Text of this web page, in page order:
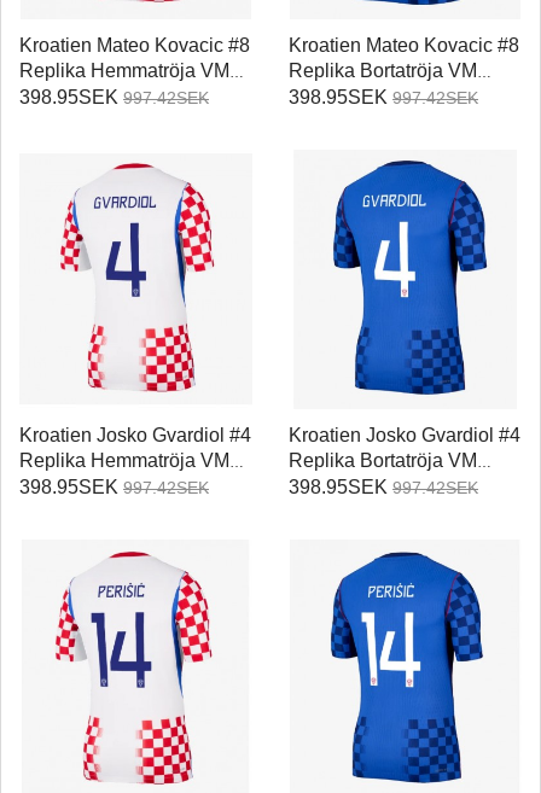
Kroatien Mateo Kovacic #8
Replika Hemmatröja VM
2026 Kortärmad
398.95SEK 997.42SEK
Kroatien Mateo Kovacic #8
Replika Bortatröja VM
2026 Kortärmad
398.95SEK 997.42SEK
Kroatien Josko Gvardiol #4
Replika Hemmatröja VM
2026 Kortärmad
398.95SEK 997.42SEK
Kroatien Josko Gvardiol #4
Replika Bortatröja VM
2026 Kortärmad
398.95SEK 997.42SEK